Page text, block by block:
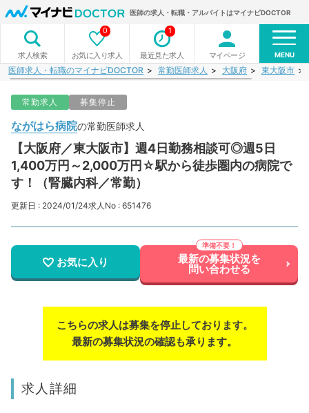
医師の求人・転職・アルバイトはマイナビDOCTOR
求人検索 お気に入り求人
0
最近見た求人
1
マイページ MENU
医師求人・転職のマイナビDOCTOR 常勤医師求人 大阪府 東大阪市
常勤求人 募集停止
ながはら病院の常勤医師求人
【大阪府／東大阪市】週4日勤務相談可◎週5日
1,400万円～2,000万円☆駅から徒歩圏内の病院で
す！（腎臓内科／常勤）
更新日 : 2024/01/24求人No : 651476
お気に入り 最新の募集状況を
問い合わせる
こちらの求人は募集を停止しております。
最新の募集状況の確認も承ります。
求人詳細